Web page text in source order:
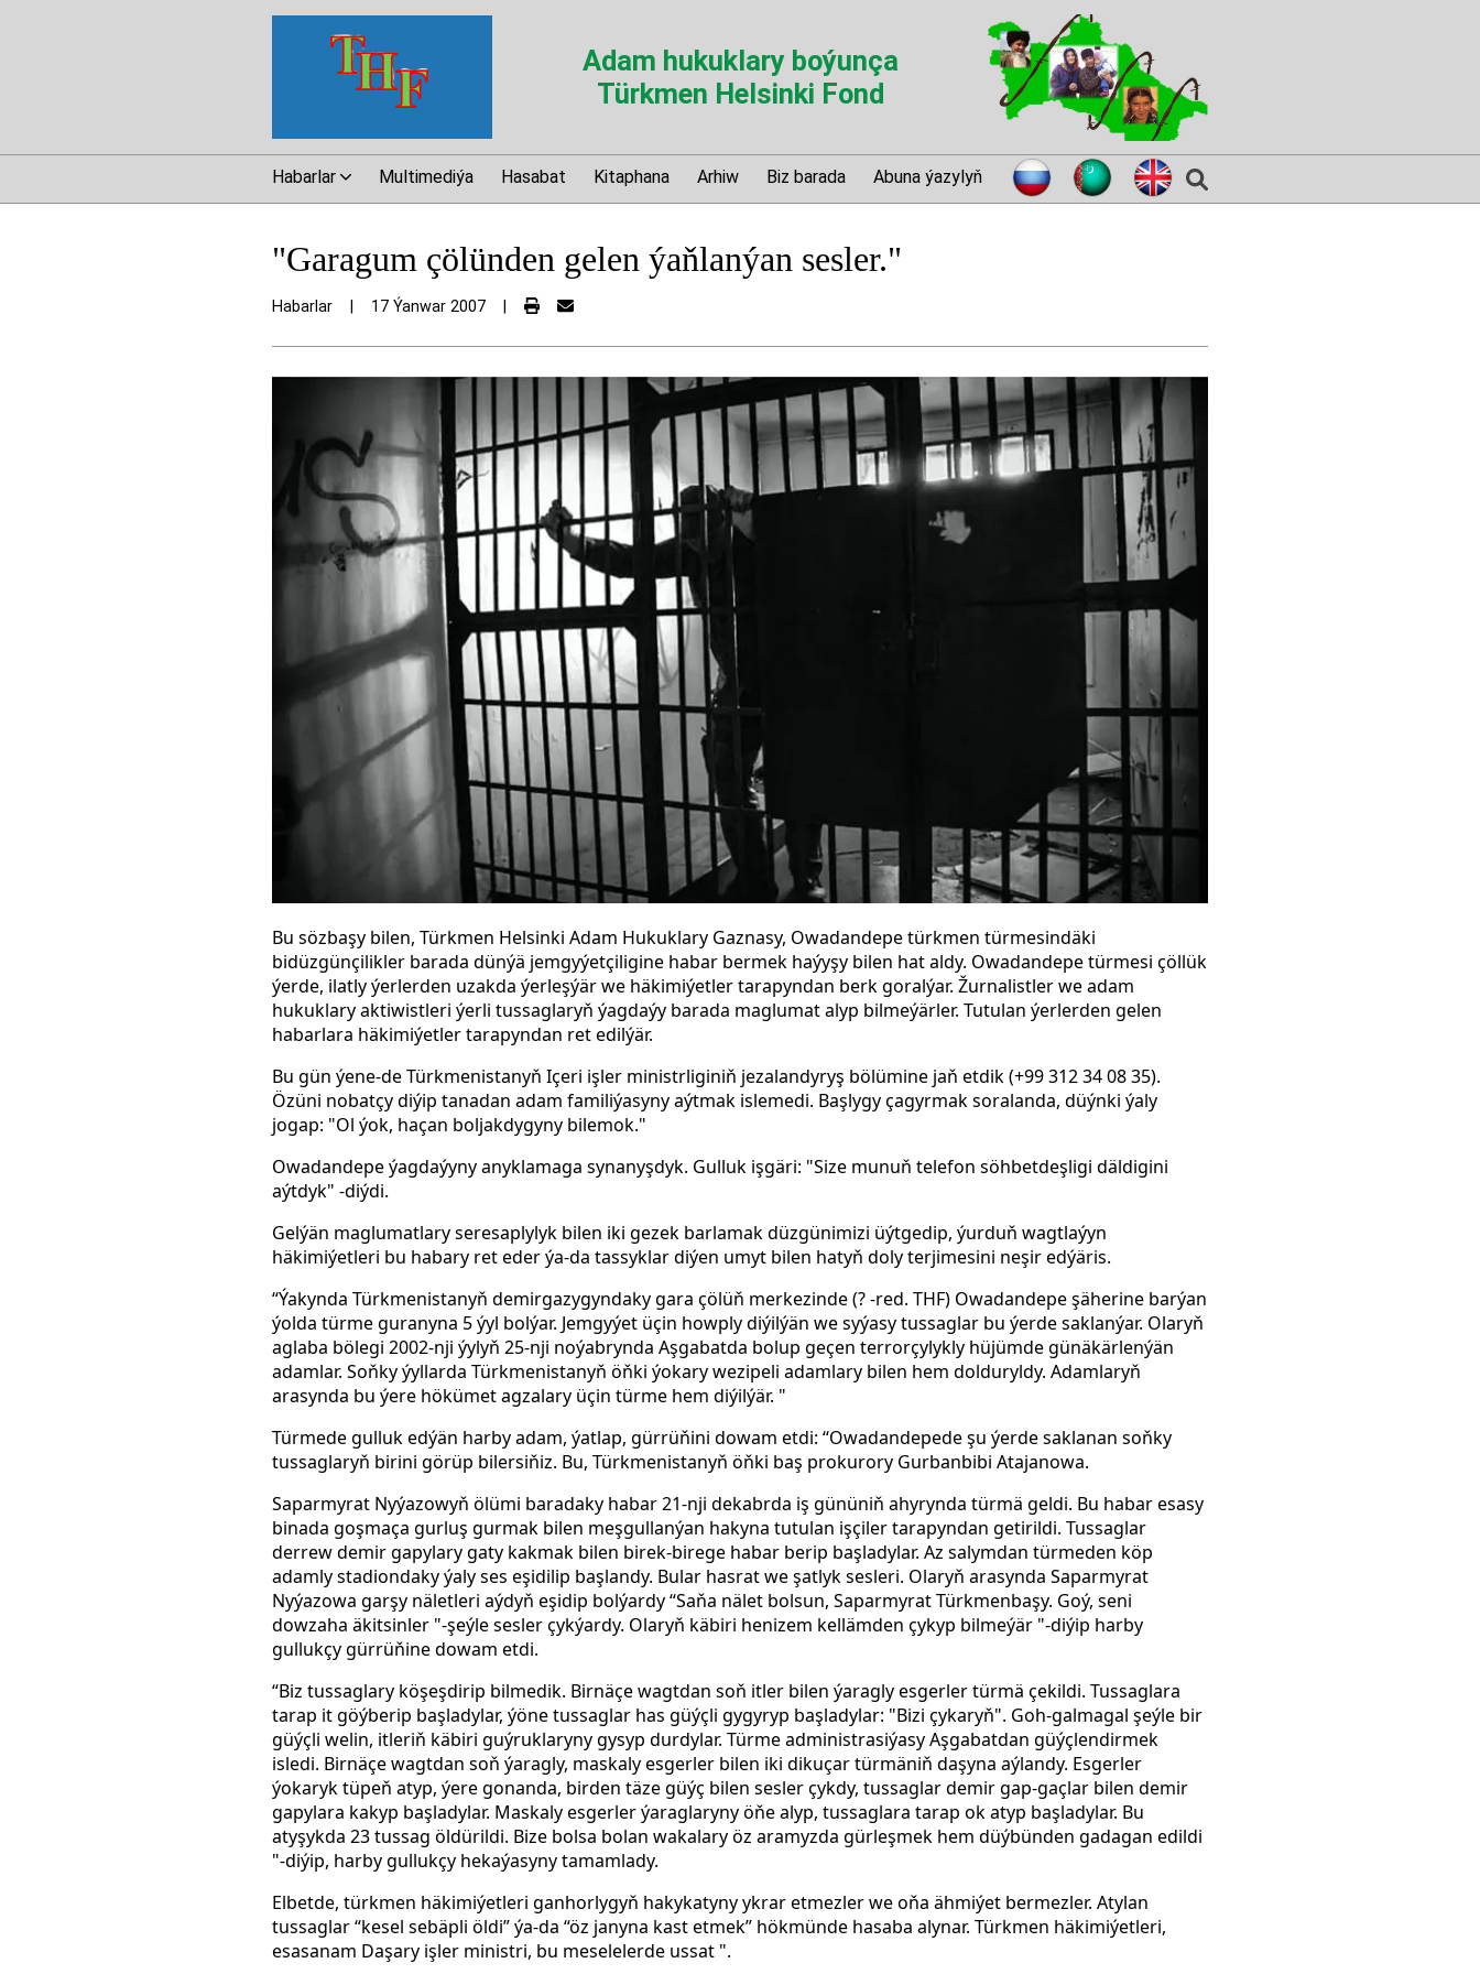
Adam hukuklary boýunça
Türkmen Helsinki Fond
Habarlar Multimediýa Hasabat Kitaphana Arhiw Biz barada Abuna ýazylyň
"Garagum çölünden gelen ýaňlanýan sesler."
Habarlar 17 Ýanwar 2007
Bu sözbaşy bilen, Türkmen Helsinki Adam Hukuklary Gaznasy, Owadandepetürkmen türmesindäki
bidüzgünçilikler barada dünýä jemgyýetçiligine habar bermek haýyşy bilen hat aldy. Owadandepe türmesi çöllük
ýerde, ilatly ýerlerden uzakda ýerleşýär we häkimiýetler tarapyndan berk goralýar. Žurnalistler we adam
hukuklary aktiwistleri ýerli tussaglaryň ýagdaýy barada maglumat alyp bilmeýärler. Tutulan ýerlerden gelen
habarlara häkimiýetler tarapyndan ret edilýär.
Bu gün ýene-de Türkmenistanyň Içeri işler ministrliginiň jezalandyryş bölümine jaň etdik (+99 312 34 08 35).
Özüni nobatçy diýip tanadan adam familiýasyny aýtmak islemedi. Başlygy çagyrmak soralanda, düýnki ýaly
jogap: "Ol ýok, haçan boljakdygyny bilemok."
Owadandepe ýagdaýyny anyklamaga synanyşdyk. Gulluk işgäri: "Size munuň telefon söhbetdeşligi däldigini
aýtdyk" -diýdi.
Gelýän maglumatlary seresaplylyk bilen iki gezek barlamak düzgünimizi üýtgedip, ýurduň wagtlaýyn
häkimiýetleri bu habary ret eder ýa-da tassyklar diýen umyt bilen hatyň doly terjimesini neşir edýäris.
“Ýakynda Türkmenistanyň demirgazygyndaky gara çölüň merkezinde(? -red. THF) Owadandepe şäherine barýan
ýolda türme guranyna 5 ýyl bolýar. Jemgyýet üçin howply diýilýän we syýasy tussaglar bu ýerde saklanýar. Olaryň
aglaba bölegi 2002-nji ýylyň 25-nji noýabrynda Aşgabatda bolup geçen terrorçylykly hüjümde günäkärlenýän
adamlar. Soňky ýyllarda Türkmenistanyň öňki ýokary wezipeli adamlary bilen hem dolduryldy. Adamlaryň
arasynda bu ýere hökümet agzalary üçin türme hem diýilýär. "
Türmede gulluk edýän harby adam, ýatlap, gürrüňini dowam etdi: “Owadandepede şu ýerde saklanan soňky
tussaglaryň birini görüp bilersiňiz. Bu, Türkmenistanyň öňki baş prokurory Gurbanbibi Atajanowa.
Saparmyrat Nyýazowyň ölümi baradaky habar 21-nji dekabrda iş gününiň ahyrynda türmä geldi. Bu habar esasy
binada goşmaça gurluş gurmak bilen meşgullanýan hakyna tutulan işçiler tarapyndan getirildi. Tussaglar
derrew demir gapylary gaty kakmak bilen birek-birege habar berip başladylar. Az salymdan türmeden köp
adamly stadiondaky ýaly ses eşidilip başlandy. Bular hasrat we şatlyk sesleri. Olaryň arasynda Saparmyrat
Nyýazowa garşy näletleri aýdyň eşidip bolýardy “Saňa nälet bolsun, Saparmyrat Türkmenbaşy. Goý, seni
dowzaha äkitsinler "-şeýle sesler çykýardy. Olaryň käbiri henizem kellämden çykyp bilmeýär "-diýip harby
gullukçy gürrüňine dowam etdi.
“Biz tussaglary köşeşdirip bilmedik. Birnäçe wagtdan soň itler bilen ýaragly esgerler türmä çekildi. Tussaglara
tarap it göýberip başladylar, ýöne tussaglar has güýçli gygyryp başladylar: "Bizi çykaryň". Goh-galmagal şeýle bir
güýçli welin, itleriň käbiri guýruklaryny gysyp durdylar. Türme administrasiýasy Aşgabatdan güýçlendirmek
isledi. Birnäçe wagtdan soň ýaragly, maskaly esgerler bilen iki dikuçar türmäniň daşyna aýlandy. Esgerler
ýokaryk tüpeň atyp, ýere gonanda, birden täze güýç bilen sesler çykdy, tussaglar demir gap-gaçlar bilen demir
gapylara kakyp başladylar. Maskaly esgerler ýaraglaryny öňe alyp, tussaglara tarap ok atyp başladylar. Bu
atyşykda 23 tussag öldürildi. Bize bolsa bolan wakalary öz aramyzda gürleşmek hem düýbünden gadagan edildi
"-diýip, harby gullukçy hekaýasyny tamamlady.
Elbetde, türkmen häkimiýetleri ganhorlygyň hakykatyny ykrar etmezler we oňa ähmiýet bermezler. Atylan
tussaglar “kesel sebäpli öldi” ýa-da “öz janyna kast etmek” hökmünde hasaba alynar. Türkmen häkimiýetleri,
esasanam Daşary işler ministri, bu meselelerde ussat ".